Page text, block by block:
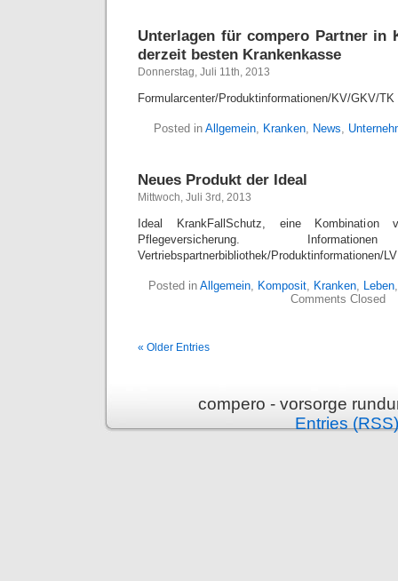
Unterlagen für compero Partner in
derzeit besten Krankenkasse
Donnerstag, Juli 11th, 2013
Formularcenter/Produktinformationen/KV/GKV/TK
Posted in Allgemein, Kranken, News,
Neues Produkt der Ideal
Mittwoch, Juli 3rd, 2013
Ideal KrankFallSchutz, eine Kombination
Pflegeversicherung.
Vertriebspartnerbibliothek/Produktinformationen/
Posted in Allgemein, Komposit, Kranken, Leben
Comments Closed
« Older Entries
compero - vorsorge
Entries (RSS)